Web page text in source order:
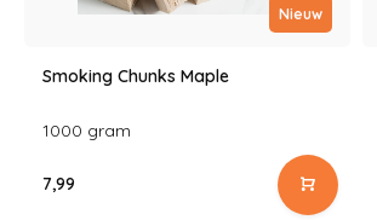
Nieuw
Smoking Chunks Maple
1000 gram
7,99